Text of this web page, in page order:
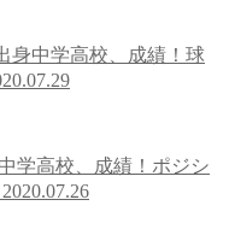
身中学高校、成績！球
学高校、成績！ポジシ
2020.07.26